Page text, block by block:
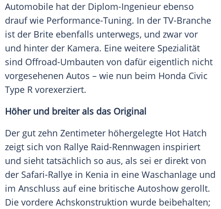
Automobile hat der Diplom-Ingenieur ebenso
drauf wie Performance-Tuning. In der TV-Branche
ist der Brite ebenfalls unterwegs, und zwar vor
und hinter der Kamera. Eine weitere Spezialität
sind Offroad-Umbauten von dafür eigentlich nicht
vorgesehenen Autos – wie nun beim Honda Civic
Type R vorexerziert.
Höher und breiter als das Original
Der gut zehn Zentimeter höhergelegte Hot Hatch
zeigt sich von Rallye Raid-Rennwagen inspiriert
und sieht tatsächlich so aus, als sei er direkt von
der Safari-Rallye in Kenia in eine Waschanlage und
im Anschluss auf eine britische Autoshow gerollt.
Die vordere Achskonstruktion wurde beibehalten;